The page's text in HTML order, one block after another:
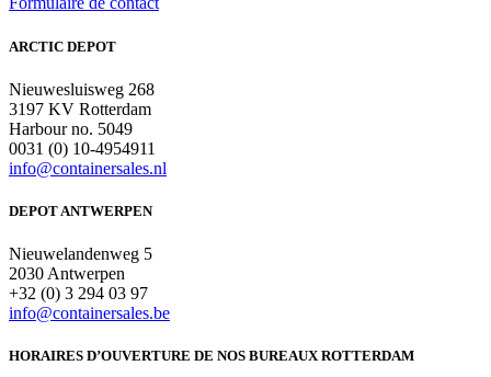
ARCTIC DEPOT
Nieuwesluisweg 268
3197 KV Rotterdam
Harbour no. 5049
0031 (0) 10-4954911
info@containersales.nl
DEPOT ANTWERPEN
Nieuwelandenweg 5
2030 Antwerpen
+32 (0) 3 294 03 97
info@containersales.be
HORAIRES D’OUVERTURE DE NOS BUREAUX ROTTERDAM